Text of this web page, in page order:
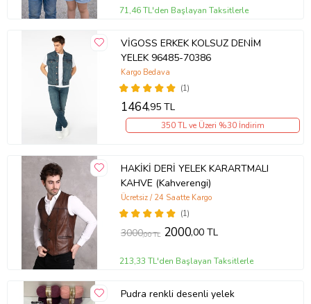
71,46 TL'den Başlayan Taksitlerle
VİGOSS ERKEK KOLSUZ DENİM
YELEK 96485-70386
(1)
Kargo Bedava
1464,95 TL
350 TL ve Üzeri %30 İndirim
HAKİKİ DERİ YELEK KARARTMALI
KAHVE (Kahverengi)
(1)
Ücretsiz / 24 Saatte Kargo
3000,00 TL 2000,00 TL
213,33 TL'den Başlayan Taksitlerle
Pudra renkli desenli yelek